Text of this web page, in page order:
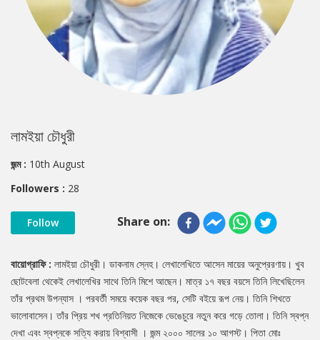
লামইয়া চৌধুরী
জন্ম : 10th August
Followers : 28
Follow Share on:
বায়োগ্রাফি : লামইয়া চৌধুরী। ডাকনাম স্নেহ। লেখালেখিতে আসেন মায়ের অনুপ্রেরণায়। খুব
ছোটবেলা থেকেই লেখালেখির সাথে তিনি মিশে আছেন। মাত্র ১৭ বছর বয়সে তিনি লিখেছিলেন
তাঁর প্রথম উপন্যাস । পরবর্তী সময়ে কয়েক বছর পর, সেটি বইয়ে রূপ নেয়। তিনি শিখতে
ভালোবাসেন। তাঁর প্রিয় শখ প্রতিনিয়ত নিজেকে ভেঙেচুরে নতুন করে গড়ে তোলা। তিনি স্বপ্ন
দেখা এবং স্বপ্নকে সত্যি করায় বিশ্বাসী । জন্ম ২০০০ সালের ১০ আগস্ট। পিতা মোঃ